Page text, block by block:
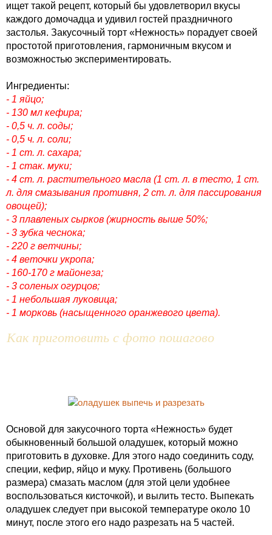
ищет такой рецепт, который бы удовлетворил вкусы
каждого домочадца и удивил гостей праздничного
застолья. Закусочный торт «Нежность» порадует своей
простотой приготовления, гармоничным вкусом и
возможностью экспериментировать.
Ингредиенты:
- 1 яйцо;
- 130 мл кефира;
- 0,5 ч. л. соды;
- 0,5 ч. л. соли;
- 1 ст. л. сахара;
- 1 стак. муки;
- 4 ст. л. растительного масла (1 ст. л. в тесто, 1 ст.
л. для смазывания противня, 2 ст. л. для пассирования
овощей);
- 3 плавленых сырков (жирность выше 50%;
- 3 зубка чеснока;
- 220 г ветчины;
- 4 веточки укропа;
- 160-170 г майонеза;
- 3 соленых огурцов;
- 1 небольшая луковица;
- 1 морковь (насыщенного оранжевого цвета).
Как приготовить с фото пошагово
Основой для закусочного торта «Нежность» будет
обыкновенный большой оладушек, который можно
приготовить в духовке. Для этого надо соединить соду,
специи, кефир, яйцо и муку. Противень (большого
размера) смазать маслом (для этой цели удобнее
воспользоваться кисточкой), и вылить тесто. Выпекать
оладушек следует при высокой температуре около 10
минут, после этого его надо разрезать на 5 частей.